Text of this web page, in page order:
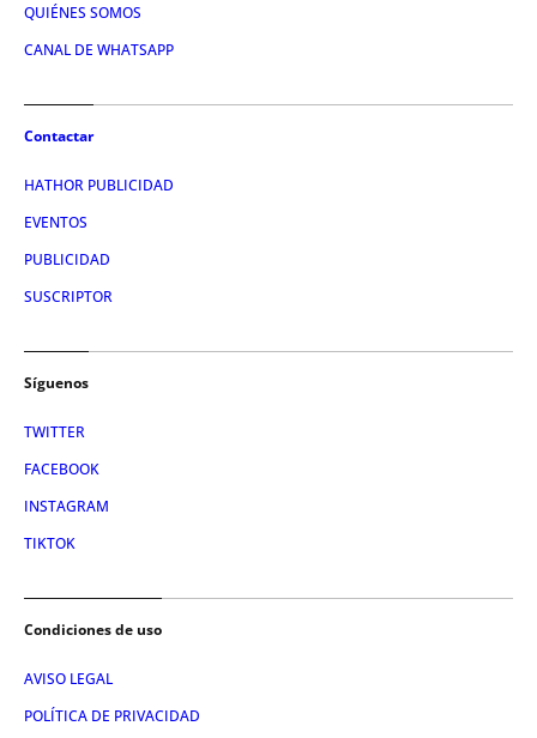
QUIÉNES SOMOS
CANAL DE WHATSAPP
Contactar
HATHOR PUBLICIDAD
EVENTOS
PUBLICIDAD
SUSCRIPTOR
Síguenos
TWITTER
FACEBOOK
INSTAGRAM
TIKTOK
Condiciones de uso
AVISO LEGAL
POLÍTICA DE PRIVACIDAD